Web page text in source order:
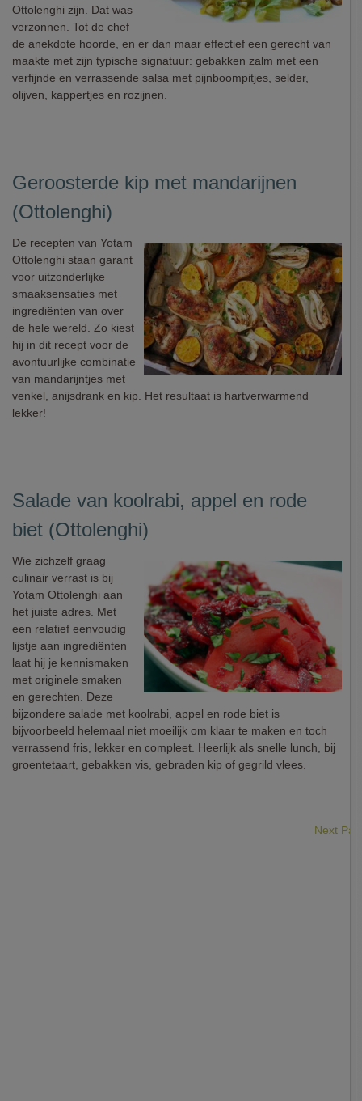
Ottolenghi zijn. Dat was
verzonnen. Tot de chef
de anekdote hoorde, en er dan maar effectief een gerecht van
maakte met zijn typische signatuur: gebakken zalm met een
verfijnde en verrassende salsa met pijnboompitjes, selder,
olijven, kappertjes en rozijnen.
Geroosterde kip met mandarijnen
(Ottolenghi)
De recepten van Yotam
Ottolenghi staan garant
voor uitzonderlijke
smaaksensaties met
ingrediënten van over
de hele wereld. Zo kiest
hij in dit recept voor de
avontuurlijke combinatie
van mandarijntjes met
venkel, anijsdrank en kip. Het resultaat is hartverwarmend
lekker!
Salade van koolrabi, appel en rode
biet (Ottolenghi)
Wie zichzelf graag
culinair verrast is bij
Yotam Ottolenghi aan
het juiste adres. Met
een relatief eenvoudig
lijstje aan ingrediënten
laat hij je kennismaken
met originele smaken
en gerechten. Deze
bijzondere salade met koolrabi, appel en rode biet is
bijvoorbeeld helemaal niet moeilijk om klaar te maken en toch
verrassend fris, lekker en compleet. Heerlijk als snelle lunch, bij
groentetaart, gebakken vis, gebraden kip of gegrild vlees.
Next